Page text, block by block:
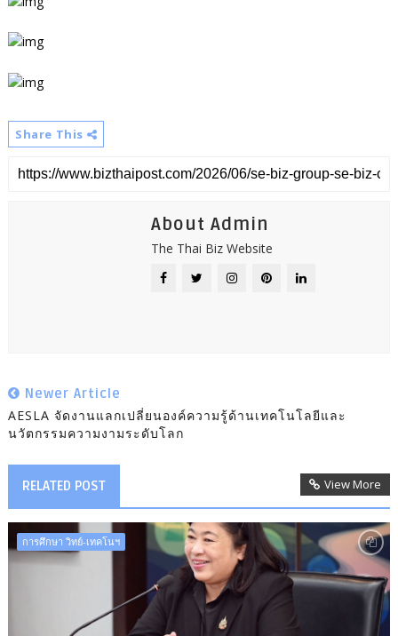
Share This
About Admin
The Thai Biz Website
Newer Article
AESLA จัดงานแลกเปลี่ยนองค์ความรู้ด้านเทคโนโลยีและ
นวัตกรรมความงามระดับโลก
RELATED POST View More
การศึกษา วิทย์-เทคโนฯ